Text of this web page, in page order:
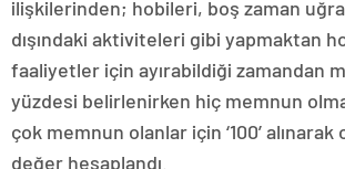
ilişkilerinden; hobileri, boş zaman
dışındaki aktiviteleri gibi yapmaktan
faaliyetler için ayırabildiği zamandan
yüzdesi belirlenirken hiç memnun
çok memnun olanlar için ‘100’
değer hesaplandı.